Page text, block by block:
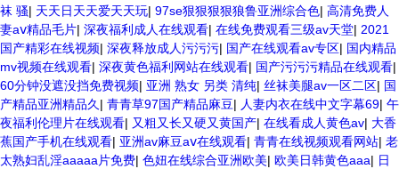
袜 骚| 天天日天天爱天天玩| 97se狠狠狠狠狼鲁亚洲综合色| 高清免费人
妻aⅴ精品毛片| 深夜福利成人在线观看| 在线免费观看三级av天堂| 2021
国产精彩在线视频| 深夜释放成人污污污| 国产在线观看av专区| 国内精品
mv视频在线观看| 深夜黄色福利网站在线观看| 国产污污污精品在线观看|
60分钟没遮没挡免费视频| 亚洲 熟女 另类 清纯| 丝袜美腿av一区二区| 国
产精品亚洲精品久 | 青青草97国产精品麻豆| 人妻内衣在线中文字幕69| 午
夜福利伦理片在线观看| 又粗又长又硬又黄国产| 在线看成人黄色av| 大香
蕉国产手机在线观看| 亚洲av麻豆aⅴ在线观看| 青青在线视频观看网站| 老
太熟妇乱淫aaaaa片免费| 色妞在线综合亚洲欧美| 欧美日韩黄色aaa| 日